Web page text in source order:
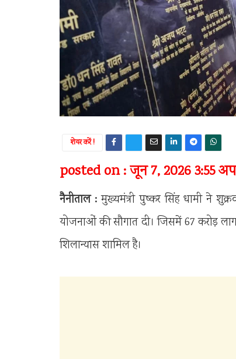
शेयर करें !
posted on : जून 7, 2026 3:55
नैनीताल :मुख्यमंत्री पुष्कर सिंह धामी ने
योजनाओं की सौगात दी। जिसमें 67 करोड़
शिलान्यास शामिल है।